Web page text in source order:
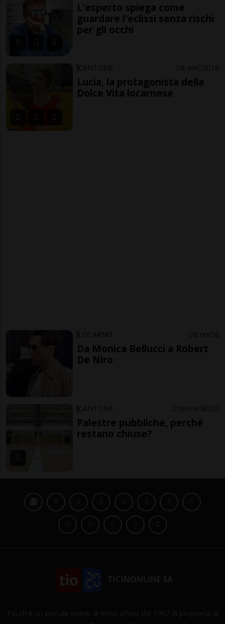
L'esperto spiega come
guardare l'eclissi senza rischi
per gli occhi
CANTONE 8 ore 5 18
Lucia, la protagonista della
Dolce Vita locarnese
LOCARNO 8 ore 6
Da Monica Bellucci a Robert
De Niro
CANTONE 16 ore 8 39
Palestre pubbliche, perché
restano chiuse?